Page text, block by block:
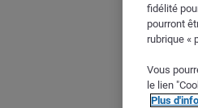
fidélité
pourront
rubrique «
Vous
le lien
Plus